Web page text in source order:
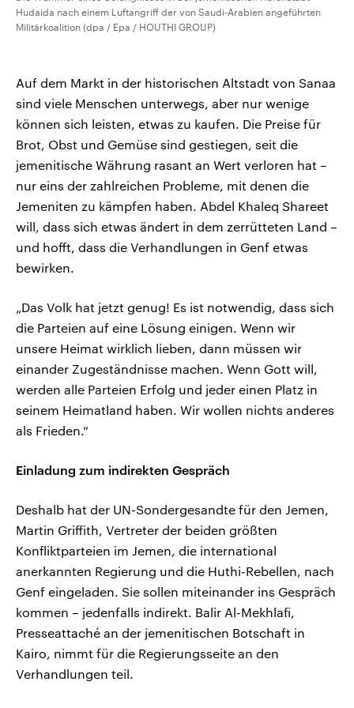
Hudaida nach einem Luftangriff der von Saudi-Arabien angeführten
Militärkoalition (dpa / Epa / HOUTHI GROUP)
Auf dem Markt in der historischen Altstadt von Sanaa
sind viele Menschen unterwegs, aber nur wenige
können sich leisten, etwas zu kaufen. Die Preise für
Brot, Obst und Gemüse sind gestiegen, seit die
jemenitische Währung rasant an Wert verloren hat –
nur eins der zahlreichen Probleme, mit denen die
Jemeniten zu kämpfen haben. Abdel Khaleq Shareet
will, dass sich etwas ändert in dem zerrütteten Land –
und hofft, dass die Verhandlungen in Genf etwas
bewirken.
„Das Volk hat jetzt genug! Es ist notwendig, dass sich
die Parteien auf eine Lösung einigen. Wenn wir
unsere Heimat wirklich lieben, dann müssen wir
einander Zugeständnisse machen. Wenn Gott will,
werden alle Parteien Erfolg und jeder einen Platz in
seinem Heimatland haben. Wir wollen nichts anderes
als Frieden.“
Einladung zum indirekten Gespräch
Deshalb hat der UN-Sondergesandte für den Jemen,
Martin Griffith, Vertreter der beiden größten
Konfliktparteien im Jemen, die international
anerkannten Regierung und die Huthi-Rebellen, nach
Genf eingeladen. Sie sollen miteinander ins Gespräch
kommen – jedenfalls indirekt. Balir Al-Mekhlafi,
Presseattaché an der jemenitischen Botschaft in
Kairo, nimmt für die Regierungsseite an den
Verhandlungen teil.